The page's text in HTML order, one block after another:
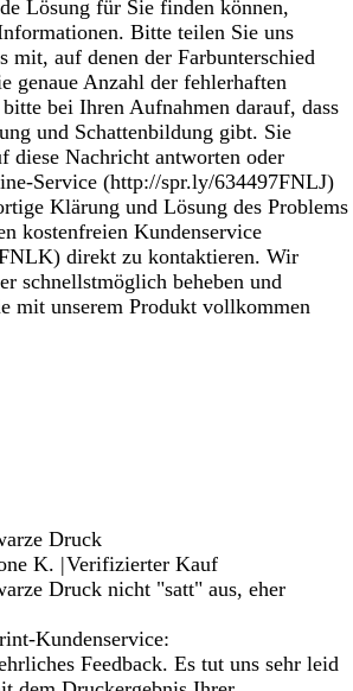
Lösung für Sie finden können,
Bitte teilen Sie uns
mit, auf denen der Farbunterschied
genaue Anzahl der fehlerhaften
bei Ihren Aufnahmen darauf, dass
und Schattenbildung gibt. Sie
diese Nachricht antworten oder
Service (http://spr.ly/634497FNLJ)
Klärung und Lösung des Problems
kostenfreien Kundenservice
direkt zu kontaktieren. Wir
schnellstmöglich beheben und
mit unserem Produkt vollkommen
Druck
K. |Verifizierter Kauf
Druck nicht "satt" aus, eher
Kundenservice:
Feedback. Es tut uns sehr leid